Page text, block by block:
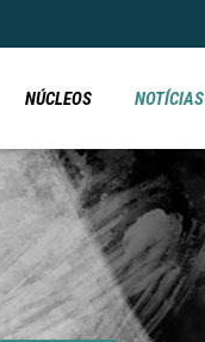
NÚCLEOS NOTÍCIAS